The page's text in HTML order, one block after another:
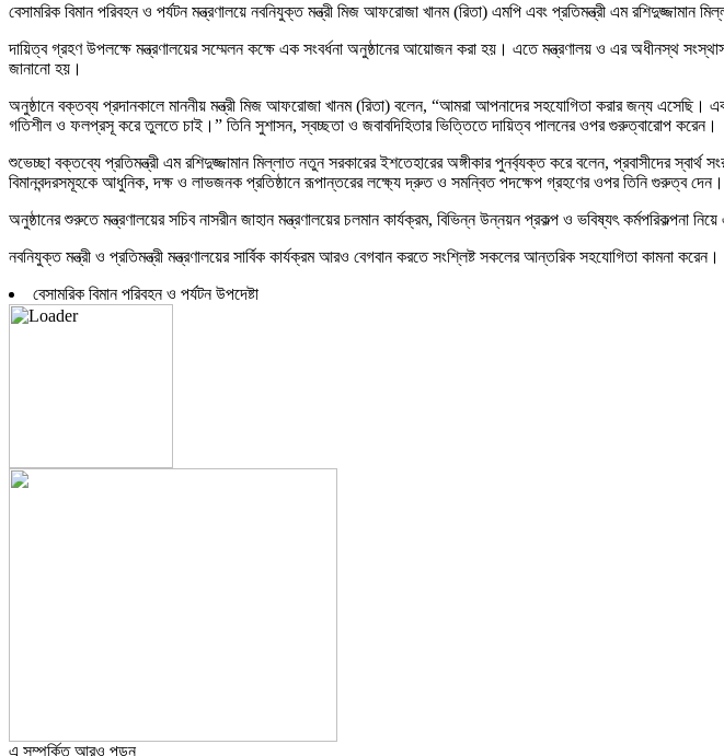
বেসামরিক বিমান পরিবহন ও পর্যটন মন্ত্রণালয়ে নবনিযুক্ত মন্ত্রী মিজ আফরোজা খানম (রিতা) এমপি এবং প্রতিমন্ত্রী এম
দায়িত্ব গ্রহণ উপলক্ষে মন্ত্রণালয়ের সম্মেলন কক্ষে এক সংবর্ধনা অনুষ্ঠানের আয়োজন করা হয়। এতে মন্ত্রণালয় ও এর অধীনস্থ
জানানো হয়।
অনুষ্ঠানে বক্তব্য প্রদানকালে মাননীয় মন্ত্রী মিজ আফরোজা খানম (রিতা) বলেন, “আমরা আপনাদের সহযোগিতা করার জন্য এসেছি।
গতিশীল ও ফলপ্রসূ করে তুলতে চাই।” তিনি সুশাসন, স্বচ্ছতা ও জবাবদিহিতার ভিত্তিতে দায়িত্ব পালনের ওপর গুরুত্বারোপ করেন।
শুভেচ্ছা বক্তব্যে প্রতিমন্ত্রী এম রশিদুজ্জামান মিল্লাত নতুন সরকারের ইশতেহারের অঙ্গীকার পুনর্ব্যক্ত করে বলেন, প্রবাসীদের স্বার্থ
বিমানবন্দরসমূহকে আধুনিক, দক্ষ ও লাভজনক প্রতিষ্ঠানে রূপান্তরের লক্ষ্যে দ্রুত ও সমন্বিত পদক্ষেপ গ্রহণের ওপর তিনি গুরুত্ব দেন।
অনুষ্ঠানের শুরুতে মন্ত্রণালয়ের সচিব নাসরীন জাহান মন্ত্রণালয়ের চলমান কার্যক্রম, বিভিন্ন উন্নয়ন প্রকল্প ও ভবিষ্যৎ কর্মপরিকল্পনা
নবনিযুক্ত মন্ত্রী ও প্রতিমন্ত্রী মন্ত্রণালয়ের সার্বিক কার্যক্রম আরও বেগবান করতে সংশ্লিষ্ট সকলের আন্তরিক সহযোগিতা কামনা করেন।
বেসামরিক বিমান পরিবহন ও পর্যটন উপদেষ্টা
এ সম্পর্কিত আরও পড়ুন